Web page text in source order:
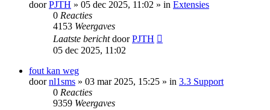
doorPJTH » 05 dec 2025, 11:02 » in Extensies
0 Reacties
4153 Weergaves
Laatste berichtdoorPJTH
05 dec 2025, 11:02
fout kan weg
doornl1sms » 03 mar 2025, 15:25 » in 3.3 Support
0 Reacties
9359 Weergaves